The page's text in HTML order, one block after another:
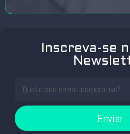
Inscreva-se
Enviar